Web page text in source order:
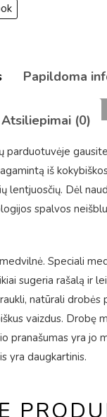
Papildoma
Atsiliepimai (0)
parduotuvėje
iš
lentjuosčių. Dėl
spalvos
Speciali
sugeria rašalą ir
natūrali drobės
vaizdus. Drobę
pranašumas yra jo
yra daugkartinis.